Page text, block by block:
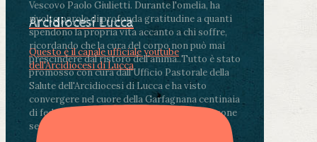
Vescovo Paolo Giulietti. Durante l'omelia, ha
rivolto parole di profonda gratitudine a quanti
spendono la propria vita accanto a chi soffre,
ricordando che la cura del corpo non può mai
prescindere dal ristoro dell'anima..Tutto è stato
promosso con cura dall'Ufficio Pastorale della
Salute dell'Arcidiocesi di Lucca e ha visto
convergere nel cuore della Garfagnana centinaia
di fedeli, operatori sanitari, volontari e persone
segnate dalla malattia.
Arcidiocesi Lucca
Questo è il canale ufficiale youtube
dell'Arcidiocesi di Lucca